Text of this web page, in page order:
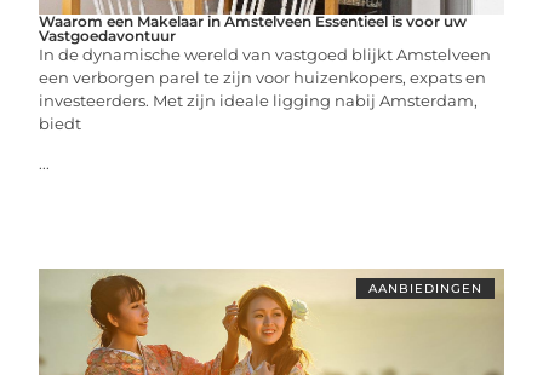
Waarom een Makelaar in Amstelveen Essentieel is voor uw
Vastgoedavontuur
In de dynamische wereld van vastgoed blijkt Amstelveen
een verborgen parel te zijn voor huizenkopers, expats en
investeerders. Met zijn ideale ligging nabij Amsterdam,
biedt
...
AANBIEDINGEN